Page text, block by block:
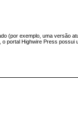
(por exemplo, uma versão
portal Highwire Press possui